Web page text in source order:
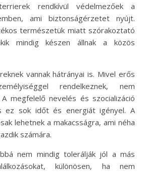
rendkívül védelmezőek a
ami biztonságérzetet nyújt.
természetük miatt szórakoztató
mindig készen állnak a közös
vannak hátrányai is. Mivel erős
rendelkeznek, nem
A megfelelő nevelés és szocializáció
ez sok időt és energiát igényel. A
lehetnek a makacsságra, ami néha
számára.
nem mindig tolerálják jól a más
különösen, ha nem